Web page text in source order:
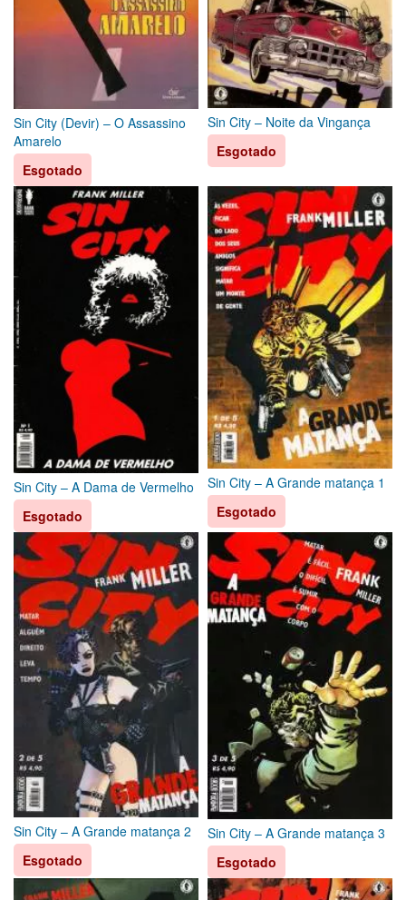
Sin City (Devir) – O Assassino
Amarelo
Esgotado
Sin City – Noite da Vingança
Esgotado
Sin City – A Dama de Vermelho
Esgotado
Sin City – A Grande matança 1
Esgotado
Sin City – A Grande matança 2
Esgotado
Sin City – A Grande matança 3
Esgotado